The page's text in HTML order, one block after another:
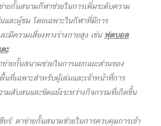
ยกั้นสนามกีฬาช่วยในการเพิ่มระดับความ
ละผู้ชม โดยเฉพาะในกีฬาที่มีการ
ะมีความเสี่ยงทางร่างกายสูง เช่น ฟุตบอล
ะ
ายกั้นสนามช่วยในการแยกแยะส่วนของ
ที่เฉพาะสำหรับผู้เล่นและเจ้าหน้าที่การ
มสับสนและขัดแย้งระหว่างกิจกรรมที่เกิดขึ้น
ยร์: ตาข่ายกั้นสนามช่วยในการควบคุมการเข้า